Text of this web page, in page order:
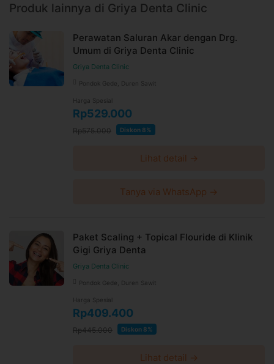
Produk lainnya di Griya Denta Clinic
Perawatan Saluran Akar dengan Drg.
Umum di Griya Denta Clinic
Griya Denta Clinic
Pondok Gede, Duren Sawit
Harga Spesial
Rp529.000
Rp575.000 Diskon 8%
Lihat detail →
Tanya via WhatsApp →
Paket Scaling + Topical Flouride di Klinik
Gigi Griya Denta
Griya Denta Clinic
Pondok Gede, Duren Sawit
Harga Spesial
Rp409.400
Rp445.000 Diskon 8%
Lihat detail →